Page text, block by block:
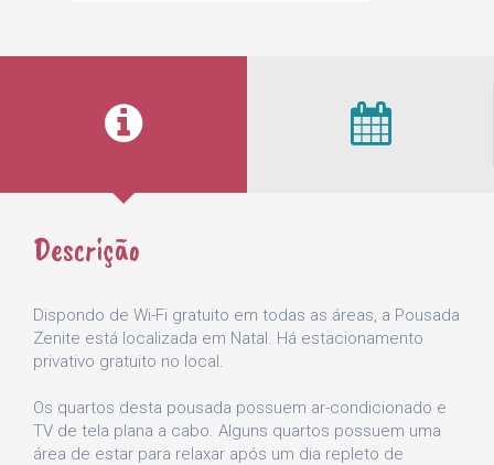
Descrição
Dispondo de Wi-Fi gratuito em todas as áreas, a Pousada
Zenite está localizada em Natal. Há estacionamento
privativo gratuito no local.
Os quartos desta pousada possuem ar-condicionado e
TV de tela plana a cabo. Alguns quartos possuem uma
área de estar para relaxar após um dia repleto de